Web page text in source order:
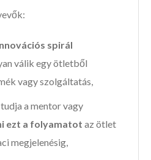
spirál
válik egy ötletből
vagy szolgáltatás,
a mentor vagy
ezt a folyamatot az ötlet
megjelenésig,